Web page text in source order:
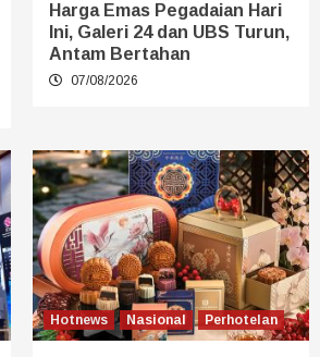
Harga Emas Pegadaian Hari
Ini, Galeri 24 dan UBS Turun,
Antam Bertahan
07/08/2026
Hotnews Nasional Perhotelan